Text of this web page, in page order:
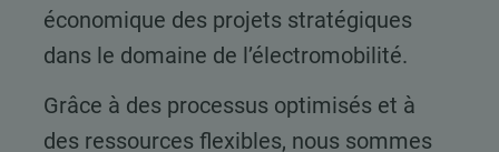
économique des projets stratégiques
dans le domaine de l’électromobilité.
Grâce à des processus optimisés et à
des ressources flexibles, nous sommes